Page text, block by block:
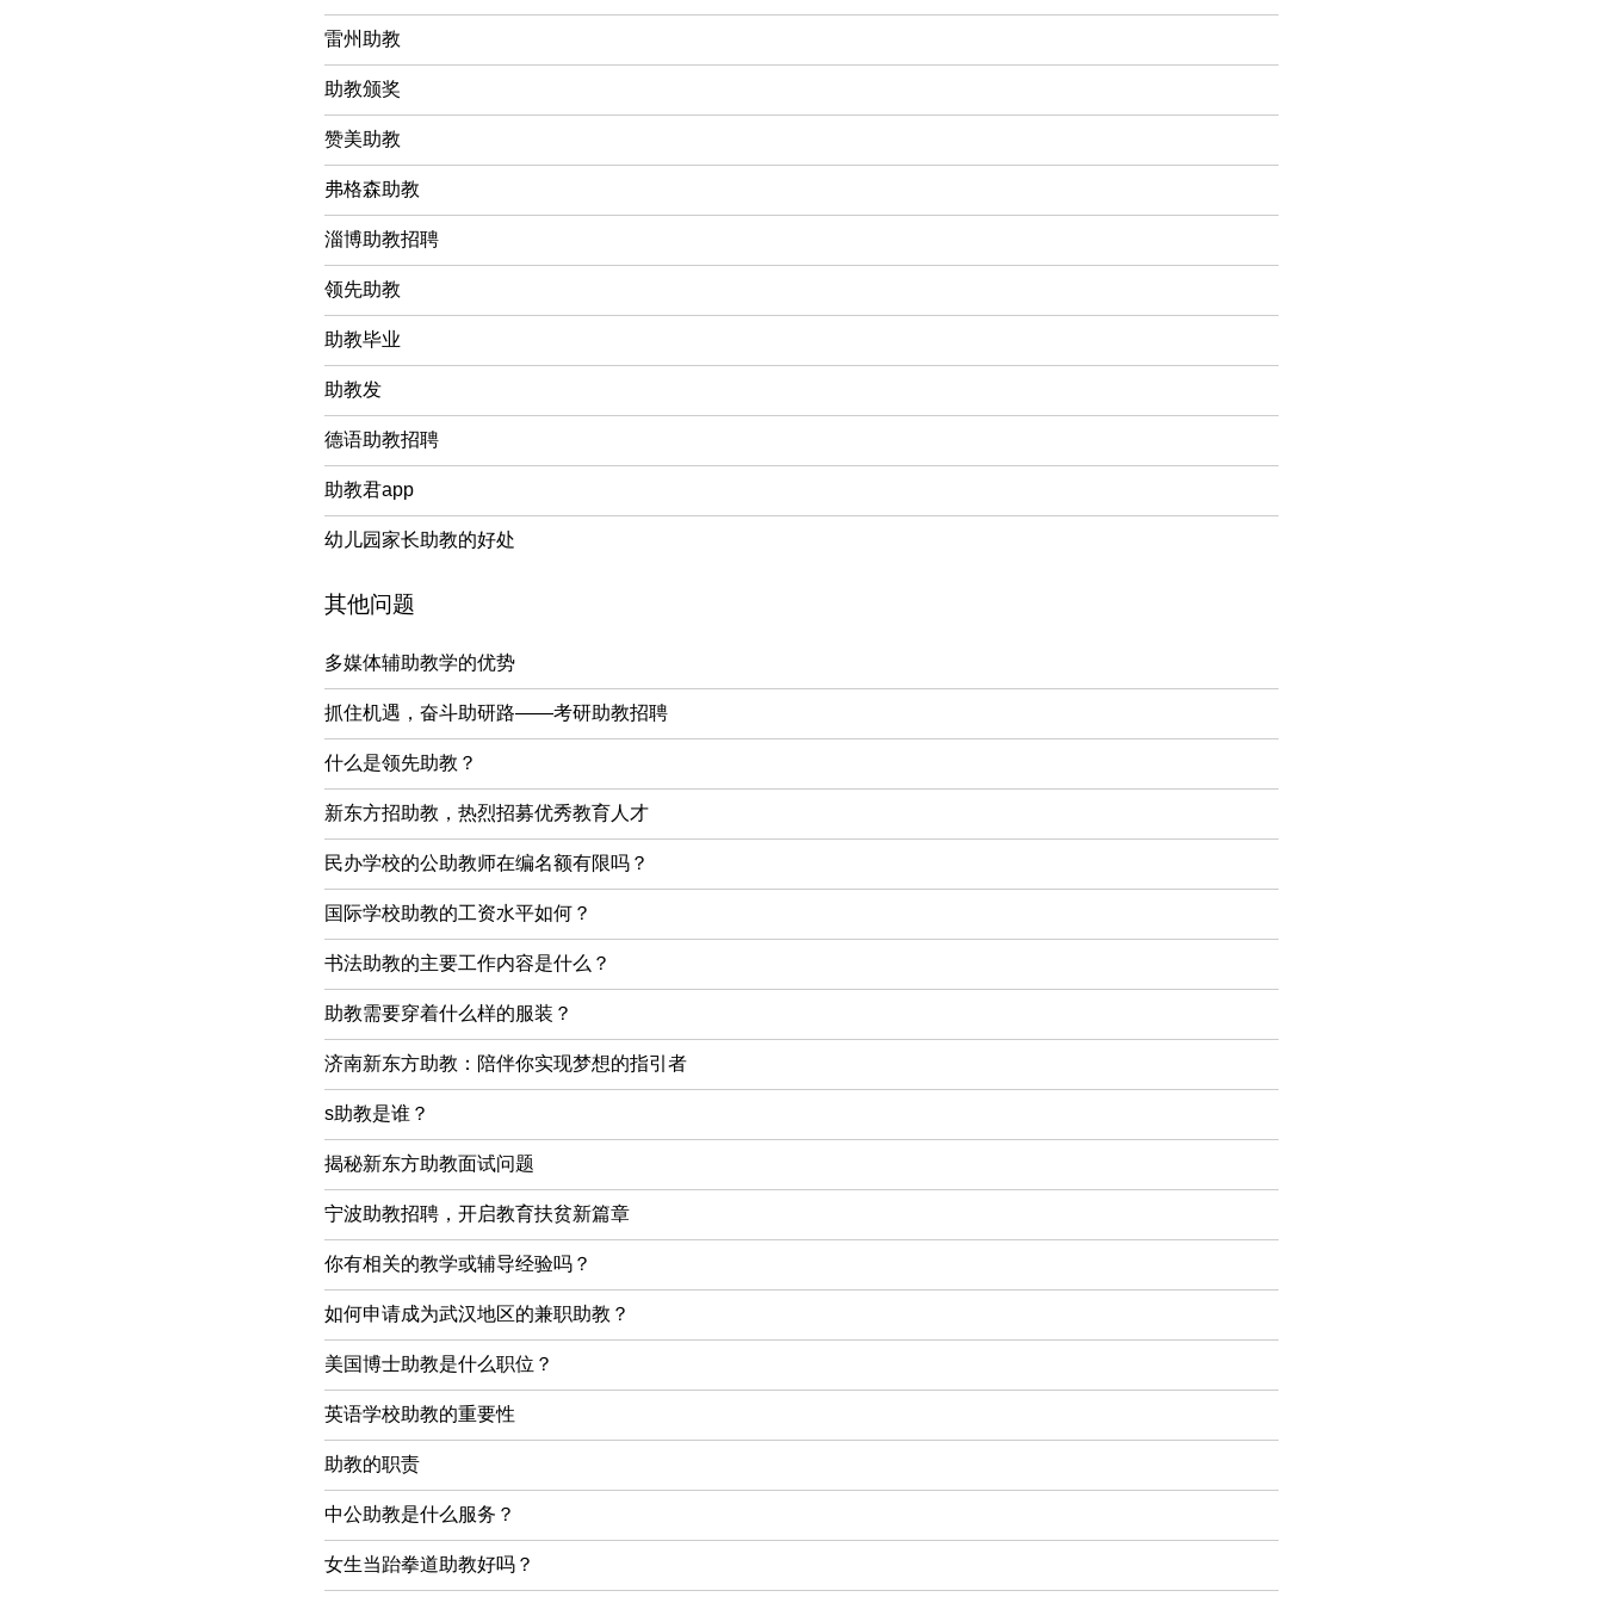
雷州助教
助教颁奖
赞美助教
弗格森助教
淄博助教招聘
领先助教
助教毕业
助教发
德语助教招聘
助教君app
幼儿园家长助教的好处
其他问题
多媒体辅助教学的优势
抓住机遇，奋斗助研路——考研助教招聘
什么是领先助教？
新东方招助教，热烈招募优秀教育人才
民办学校的公助教师在编名额有限吗？
国际学校助教的工资水平如何？
书法助教的主要工作内容是什么？
助教需要穿着什么样的服装？
济南新东方助教：陪伴你实现梦想的指引者
s助教是谁？
揭秘新东方助教面试问题
宁波助教招聘，开启教育扶贫新篇章
你有相关的教学或辅导经验吗？
如何申请成为武汉地区的兼职助教？
美国博士助教是什么职位？
英语学校助教的重要性
助教的职责
中公助教是什么服务？
女生当跆拳道助教好吗？